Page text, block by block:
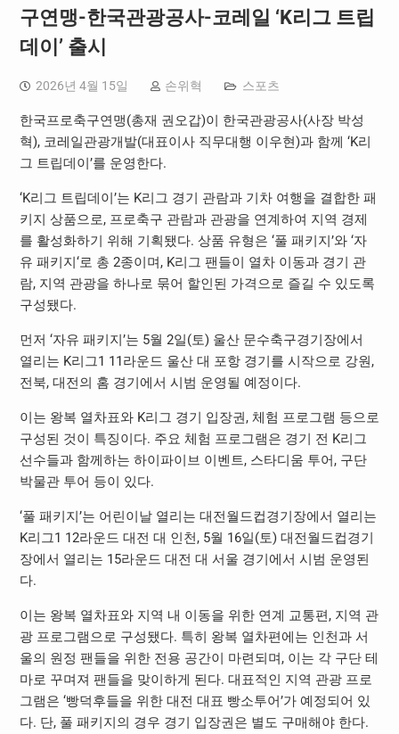
구연맹-한국관광공사-코레일 ‘K리그 트립
데이’ 출시
2026년 4월 15일 손위혁 스포츠
한국프로축구연맹(총재 권오갑)이 한국관광공사(사장 박성
혁), 코레일관광개발(대표이사 직무대행 이우현)과 함께 ‘K리
그 트립데이’를 운영한다.
‘K리그 트립데이’는 K리그 경기 관람과 기차 여행을 결합한 패
키지 상품으로, 프로축구 관람과 관광을 연계하여 지역 경제
를 활성화하기 위해 기획됐다. 상품 유형은 ‘풀 패키지’와 ‘자
유 패키지‘로 총 2종이며, K리그 팬들이 열차 이동과 경기 관
람, 지역 관광을 하나로 묶어 할인된 가격으로 즐길 수 있도록
구성됐다.
먼저 ‘자유 패키지’는 5월 2일(토) 울산 문수축구경기장에서
열리는 K리그1 11라운드 울산 대 포항 경기를 시작으로 강원,
전북, 대전의 홈 경기에서 시범 운영될 예정이다.
이는 왕복 열차표와 K리그 경기 입장권, 체험 프로그램 등으로
구성된 것이 특징이다. 주요 체험 프로그램은 경기 전 K리그
선수들과 함께하는 하이파이브 이벤트, 스타디움 투어, 구단
박물관 투어 등이 있다.
‘풀 패키지’는 어린이날 열리는 대전월드컵경기장에서 열리는
K리그1 12라운드 대전 대 인천, 5월 16일(토) 대전월드컵경기
장에서 열리는 15라운드 대전 대 서울 경기에서 시범 운영된
다.
이는 왕복 열차표와 지역 내 이동을 위한 연계 교통편, 지역 관
광 프로그램으로 구성됐다. 특히 왕복 열차편에는 인천과 서
울의 원정 팬들을 위한 전용 공간이 마련되며, 이는 각 구단 테
마로 꾸며져 팬들을 맞이하게 된다. 대표적인 지역 관광 프로
그램은 ‘빵덕후들을 위한 대전 대표 빵소투어’가 예정되어 있
다. 단, 풀 패키지의 경우 경기 입장권은 별도 구매해야 한다.